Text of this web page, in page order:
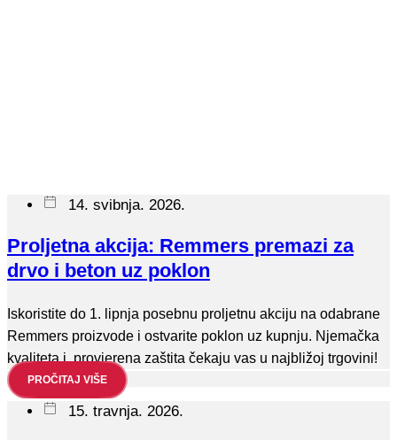
14. svibnja. 2026.
Proljetna akcija: Remmers premazi za
drvo i beton uz poklon
Iskoristite do 1. lipnja posebnu proljetnu akciju na odabrane
Remmers proizvode i ostvarite poklon uz kupnju. Njemačka
kvaliteta i provjerena zaštita čekaju vas u najbližoj trgovini!
PROČITAJ VIŠE
15. travnja. 2026.